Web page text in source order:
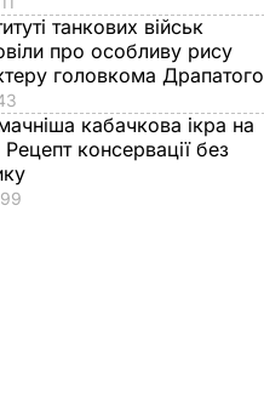
танкових військ
про особливу рису
головкома Драпатого
кабачкова ікра на
консервації без